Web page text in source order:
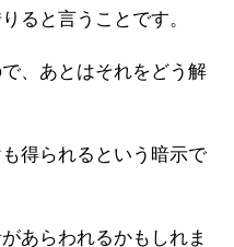
ると言うことです。
、あとはそれをどう解
得られるという暗示で
あらわれるかもしれま